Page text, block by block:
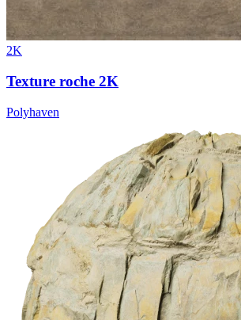
2K
Texture roche 2K
Polyhaven